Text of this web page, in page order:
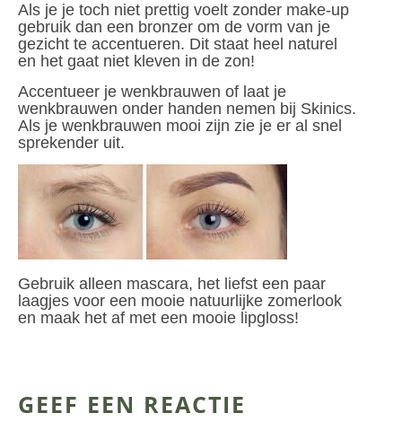
Als je je toch niet prettig voelt zonder make-up
gebruik dan een bronzer om de vorm van je
gezicht te accentueren. Dit staat heel naturel
en het gaat niet kleven in de zon!
Accentueer je wenkbrauwen of laat je
wenkbrauwen onder handen nemen bij Skinics.
Als je wenkbrauwen mooi zijn zie je er al snel
sprekender uit.
Gebruik alleen mascara, het liefst een paar
laagjes voor een mooie natuurlijke zomerlook
en maak het af met een mooie lipgloss!
GEEF EEN REACTIE